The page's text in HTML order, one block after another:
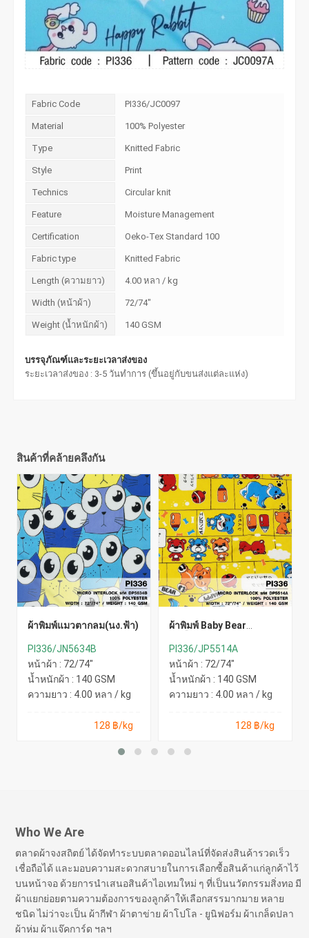
Fabric Code PI336/JC0097
Material 100% Polyester
Type Knitted Fabric
Style Print
Technics Circular knit
Feature Moisture Management
Certification Oeko-Tex Standard 100
Fabric type Knitted Fabric
Length (ความยาว) 4.00 หลา / kg
Width (หน้าผ้า) 72/74"
Weight (น้ำหนักผ้า) 140 GSM
บรรจุภัณฑ์และระยะเวลาส่งของ
ระยะเวลาส่งของ : 3-5 วันทำการ (ขึ้นอยู่กับขนส่งแต่ละแห่ง)
สินค้าที่คล้ายคลึงกัน
ผ้าพิมพ์แมวตากลม(นง.ฟ้า)
PI336/JN5634B
หน้าผ้า : 72/74"
น้ำหนักผ้า : 140 GSM
ความยาว : 4.00 หลา / kg
128 ฿/kg
ผ้าพิมพ์ Baby Bear
PI336/JP5514A
หน้าผ้า : 72/74"
น้ำหนักผ้า : 140 GSM
ความยาว : 4.00 หลา / kg
128 ฿/kg
Who We Are
ตลาดผ้าจงสถิตย์ ได้จัดทำระบบตลาดออนไลน์ที่จัดส่งสินค้ารวดเร็ว
เชื่อถือได้ และมอบความสะดวกสบายในการเลือกซื้อสินค้าแก่ลูกค้าไว้
บนหน้าจอ ด้วยการนำเสนอสินค้าไอเทมใหม่ ๆ ที่เป็นนวัตกรรมสิ่งทอ มี
ผ้าแยกย่อยตามความต้องการของลูกค้าให้เลือกสรรมากมาย หลาย
ชนิด ไม่ว่าจะเป็น ผ้ากีฬา ผ้าตาข่าย ผ้าโปโล - ยูนิฟอร์ม ผ้าเกล็ดปลา
ผ้าห่ม ผ้าแจ๊คการ์ด ฯลฯ